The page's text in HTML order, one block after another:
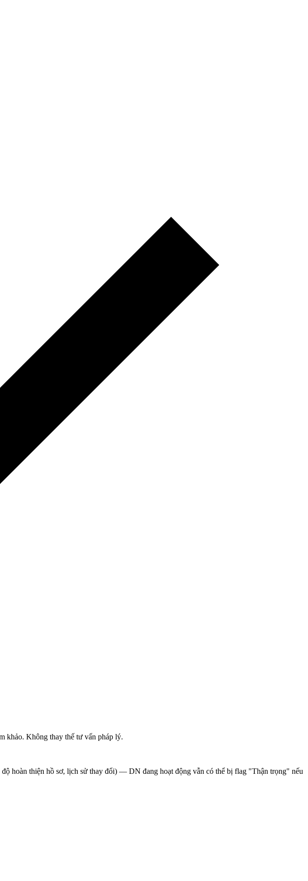
khảo. Không thay thế tư vấn pháp lý.
hoàn thiện hồ sơ, lịch sử thay đổi) — DN đang hoạt động vẫn có thể bị flag "Thận trọng" nếu